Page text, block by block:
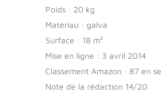
Poids : 20 kg
Matériau : galva
Surface : 18 m²
Mise en ligne : 3 avril 2014
Classement Amazon : 87 en
Note de la rédaction 14/20